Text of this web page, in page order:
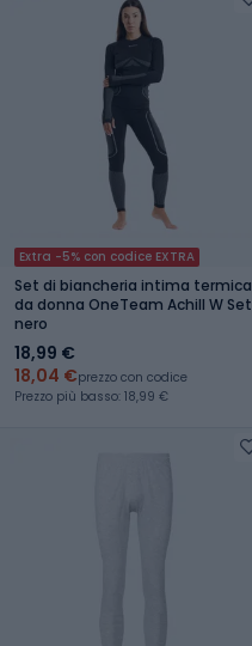
Extra -5% con codice EXTRA
Set di biancheria intima termica
da donna OneTeam Achill W Set
nero
18,99 €
18,04 €prezzo con codice
Prezzo più basso: 18,99 €